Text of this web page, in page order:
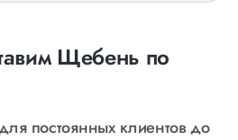
Щебень по
постоянных клиентов до